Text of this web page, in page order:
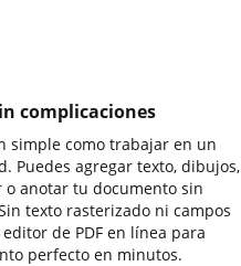
complicaciones
simple como trabajar en un
Puedes agregar texto, dibujos,
o anotar tu documento sin
texto rasterizado ni campos
de PDF en línea para
perfecto en minutos.